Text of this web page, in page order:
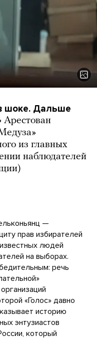
шоке. Дальше
Арестован
из главных
наблюдателей
—
прав избирателей
людей
на выборах.
речь
«Голос» давно
историю
энтузиастов
который